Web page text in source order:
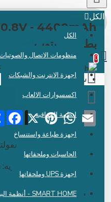
الكل
منظومات الاتصال والصوتيات
اجهزة الانترنت والشبكات
اكسسوارات الالعاب
انظمة المراقبة
اجهزة طباعة واستنساخ
الحاسبات وملحقاتها
اجهزة UPS وملحقاتها
SMART HOME - أنظمة البيوت الذكية
سلة الشراء فارغة !
10.8V -
لابتوب
Share
Facebook X
Pinterest
WhatsApp
الفولتيه:10.8